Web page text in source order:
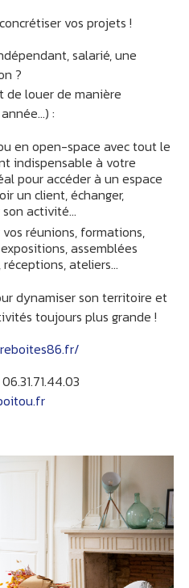
vos projets !
salarié, une
?
de louer de manière
:
en open-space avec tout le
indispensable à votre
pour accéder à un espace
un client, échanger,
son activité…
réunions, formations,
assemblées
ateliers…
dynamiser son territoire et
toujours plus grande !